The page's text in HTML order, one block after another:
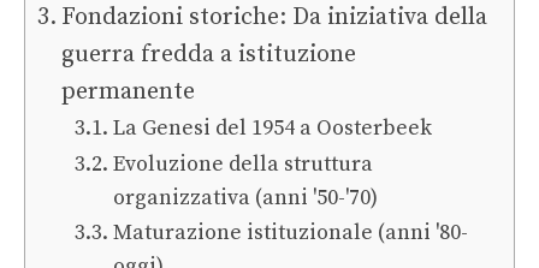
Fondazioni storiche: Da iniziativa della
guerra fredda a istituzione
permanente
La Genesi del 1954 a Oosterbeek
Evoluzione della struttura
organizzativa (anni '50-'70)
Maturazione istituzionale (anni '80-